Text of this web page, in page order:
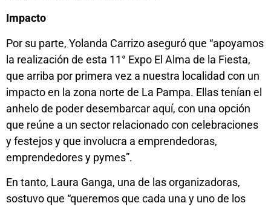
Impacto
Por su parte, Yolanda Carrizo aseguró que “apoyamos
la realización de esta 11° Expo El Alma de la Fiesta,
que arriba por primera vez a nuestra localidad con un
impacto en la zona norte de La Pampa. Ellas tenían el
anhelo de poder desembarcar aquí, con una opción
que reúne a un sector relacionado con celebraciones
y festejos y que involucra a emprendedoras,
emprendedores y pymes”.
En tanto, Laura Ganga, una de las organizadoras,
sostuvo que “queremos que cada una y uno de los